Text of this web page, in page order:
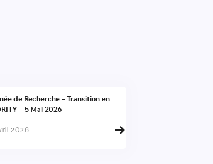
de Recherche – Transition en
– 5 Mai 2026
2026